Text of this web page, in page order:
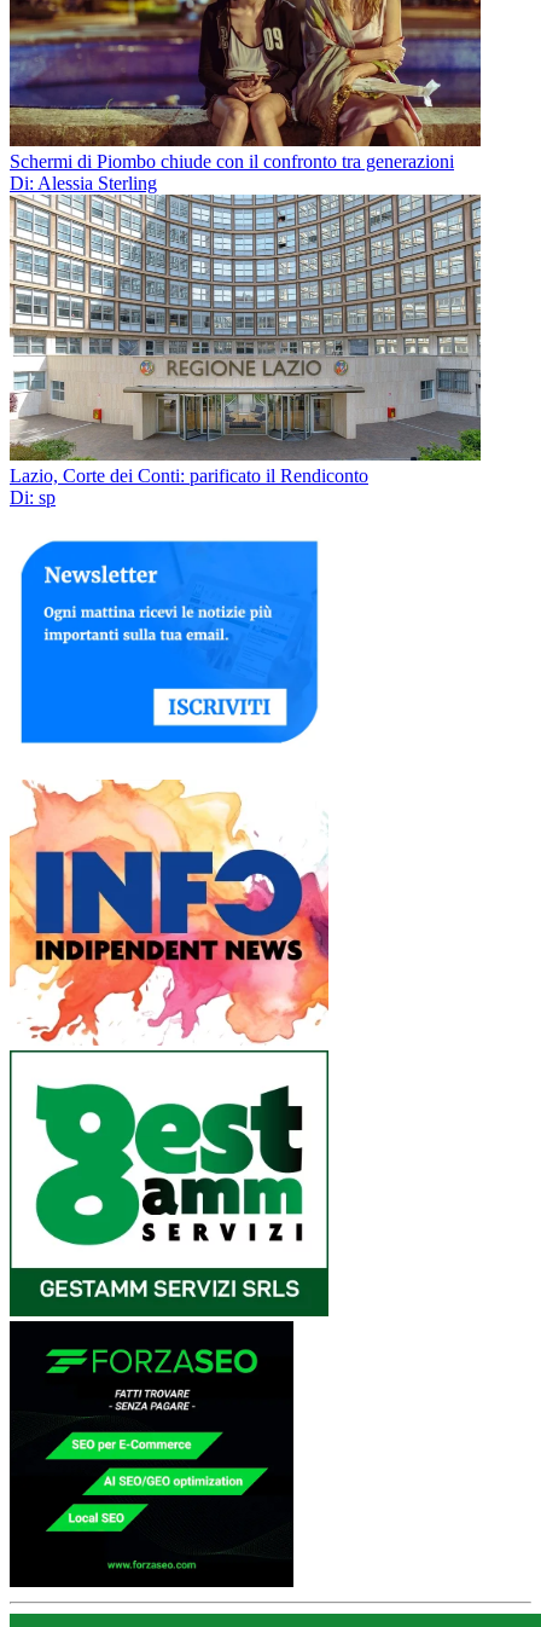
Schermi di Piombo chiude con il confronto tra generazioni
Di: Alessia Sterling
Lazio, Corte dei Conti: parificato il Rendiconto
Di: sp